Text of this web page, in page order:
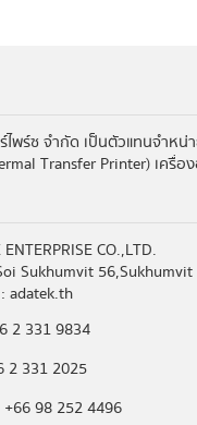
ไพร์ซ จำกัด เป็นตัวแทนจำ
Transfer Printer) เครื่อ
CO.,LTD.
Sukhumvit
adatek.th
2 331 9834
2 331 2025
98 252 4496